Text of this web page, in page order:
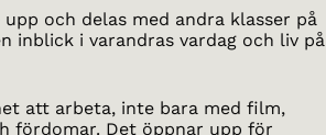
och delas med andra klasser på
inblick i varandras vardag och liv på
att arbeta, inte bara med film,
fördomar. Det öppnar upp för